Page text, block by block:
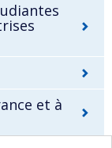
et à